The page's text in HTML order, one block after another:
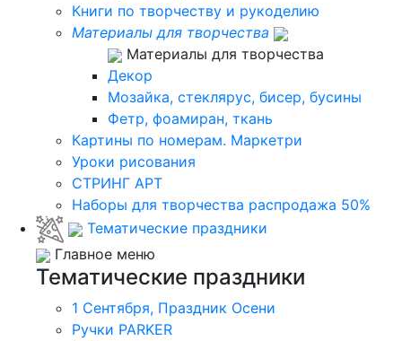
Книги по творчеству и рукоделию
Материалы для творчества
Материалы для творчества
Декор
Мозайка, стеклярус, бисер, бусины
Фетр, фоамиран, ткань
Картины по номерам. Маркетри
Уроки рисования
СТРИНГ АРТ
Наборы для творчества распродажа 50%
Тематические праздники
Главное меню
Тематические праздники
1 Сентября, Праздник Осени
Ручки PARKER